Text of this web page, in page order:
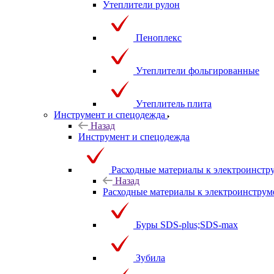
Утеплители рулон
Пеноплекс
Утеплители фольгированные
Утеплитель плита
Инструмент и спецодежда
Назад
Инструмент и спецодежда
Расходные материалы к
Назад
Расходные материалы к
Буры SDS-plus;SDS-max
Зубила